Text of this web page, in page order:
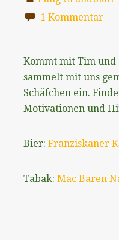
1 Kommentar
Kommt mit Tim und
sammelt mit uns
Schäfchen ein.
Motivationen und
Bier: Franziskaner
Tabak: Mac Baren